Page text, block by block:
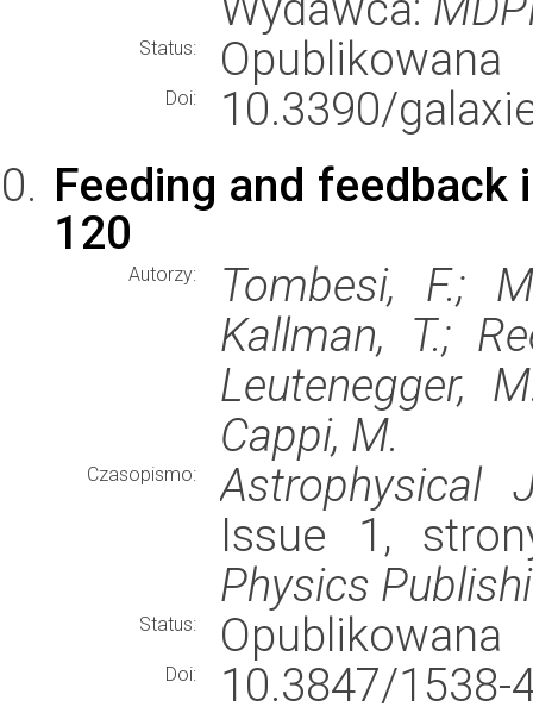
Status: Opublikowana
Doi:
10.3390/
Feeding and feedback
120
Autorzy:
Tombesi, F.;
Kallman, T.;
Leutenegger,
Cappi, M.
Czasopismo:
Astrophysical
Issue 1,
Physics
Status: Opublikowana
Doi:
10.3847/